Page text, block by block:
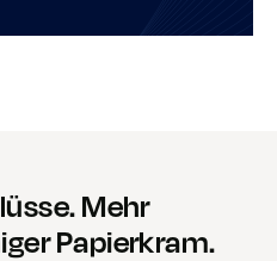
Mehr
Papierkram.